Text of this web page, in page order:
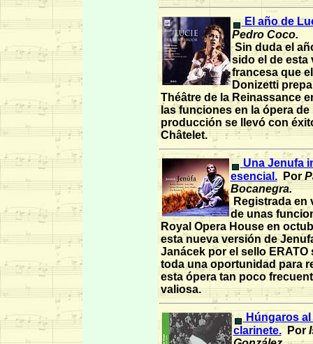
El año de
Pedro Coco.
Sin duda el
sido el de esta
francesa que
Donizetti
Théâtre de la Reinassance
las funciones en la ópera de
producción se llevó con
Châtelet.
Una Jenufa
esencial.
Por
Bocanegra.
Registrada en
de unas
Royal Opera House en
esta nueva versión de
Janácek por el sello ERATO
toda una oportunidad para
esta ópera tan poco
valiosa.
Húngaros
clarinete.
Por